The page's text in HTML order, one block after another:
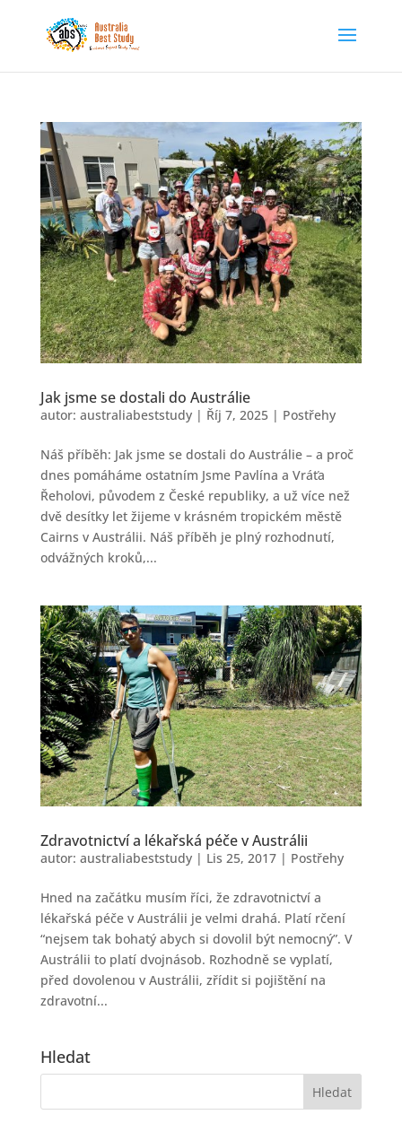
Jak jsme se dostali do Austrálie
autor: australiabeststudy| Říj 7, 2025| Postřehy
Náš příběh: Jak jsme se dostali do Austrálie – a proč
dnes pomáháme ostatním Jsme Pavlína a Vráťa
Řeholovi, původem z České republiky, a už více než
dvě desítky let žijeme v krásném tropickém městě
Cairns v Austrálii. Náš příběh je plný rozhodnutí,
odvážných kroků,...
Zdravotnictví a lékařská péče v Austrálii
autor: australiabeststudy| Lis 25, 2017| Postřehy
Hned na začátku musím říci, že zdravotnictví a
lékařská péče v Austrálii je velmi drahá. Platí rčení
“nejsem tak bohatý abych si dovolil být nemocný”. V
Austrálii to platí dvojnásob. Rozhodně se vyplatí,
před dovolenou v Austrálii, zřídit si pojištění na
zdravotní...
Hledat